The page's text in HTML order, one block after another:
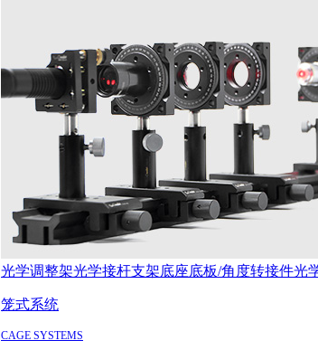
光学调整架光学接杆支架底座底板/角度转接件光
笼式系统
CAGE SYSTEMS